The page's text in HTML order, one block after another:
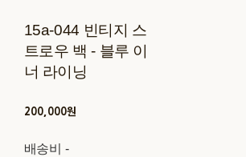
15a-044 빈티지 스
트로우 백 - 블루 이
너 라이닝
200,000원
배송비 -